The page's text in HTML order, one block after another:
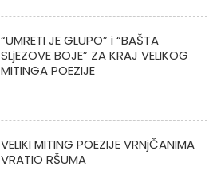
“UMRETI JE GLUPO” i “BAŠTA
SLjEZOVE BOJE” ZA KRAJ VELIKOG
MITINGA POEZIJE
VELIKI MITING POEZIJE VRNjČANIMA
VRATIO RŠUMA